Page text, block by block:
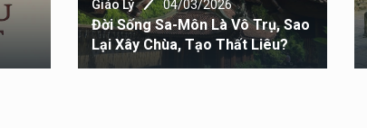
Giáo Lý 04/03/2026
Đời Sống Sa-Môn Là Vô Trụ, Sao
Lại Xây Chùa, Tạo Thất Liêu?